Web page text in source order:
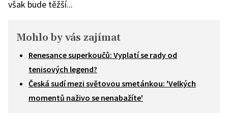
však bude těžší...
Mohlo by vás zajímat
Renesance superkoučů: Vyplatí se rady od
tenisových legend?
Česká sudí mezi světovou smetánkou: 'Velkých
momentů naživo se nenabažíte'